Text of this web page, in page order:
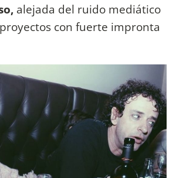
alejada del ruido mediático
con fuerte impronta